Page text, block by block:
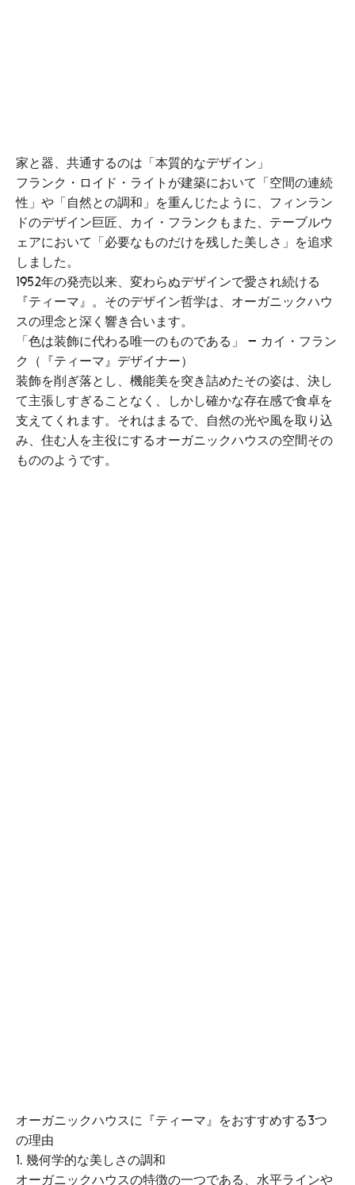
家と器、共通するのは「本質的なデザイン」
フランク・ロイド・ライトが建築において「空間の連続
性」や「自然との調和」を重んじたように、フィンラン
ドのデザイン巨匠、カイ・フランクもまた、テーブルウ
ェアにおいて「必要なものだけを残した美しさ」を追求
しました。
1952年の発売以来、変わらぬデザインで愛され続ける
『ティーマ』。そのデザイン哲学は、オーガニックハウ
スの理念と深く響き合います。
「色は装飾に代わる唯一のものである」 — カイ・フラン
ク（『ティーマ』デザイナー）
装飾を削ぎ落とし、機能美を突き詰めたその姿は、決し
て主張しすぎることなく、しかし確かな存在感で食卓を
支えてくれます。それはまるで、自然の光や風を取り込
み、住む人を主役にするオーガニックハウスの空間その
もののようです。
オーガニックハウスに『ティーマ』をおすすめする3つ
の理由
1. 幾何学的な美しさの調和
オーガニックハウスの特徴の一つである、水平ラインや